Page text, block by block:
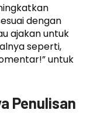
dengan
ajakan untuk
seperti,
untuk
Penulisan